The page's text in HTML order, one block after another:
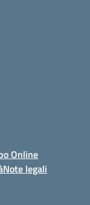
Online
Note legali